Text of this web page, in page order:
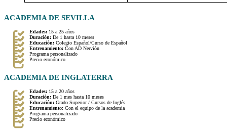
ACADEMIA DE SEVILLA
Edades: 15 a 25 años
Duración: De 1 hasta 10 meses
Educación: Colegio Español/Curso de Español
Entrenamiento: Con AD Nervión
Programa personalizado
Precio económico
ACADEMIA DE INGLATERRA
Edades: 15 a 20 años
Duración: De 1 mes hasta 10 meses
Educación: Grado Superior / Cursos de Inglés
Entrenamiento: Con el equipo de la academia
Programa personalizado
Precio económico